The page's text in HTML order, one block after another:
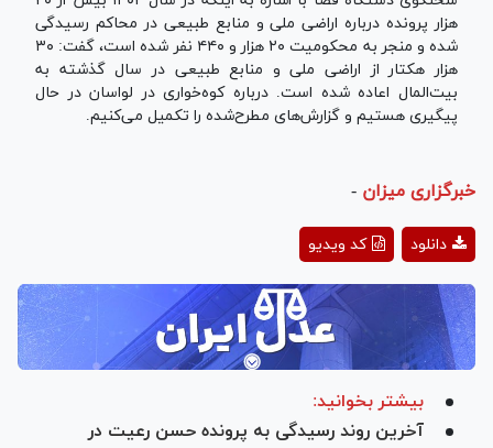
هزار پرونده درباره اراضی ملی و منابع طبیعی در محاکم رسیدگی
شده و منجر به محکومیت ۲۰ هزار و ۴۴۰ نفر شده است، گفت: ۳۰
هزار هکتار از اراضی ملی و منابع طبیعی در سال گذشته به
بیت‌المال اعاده شده است. درباره کوه‌خواری در لواسان در حال
پیگیری هستیم و گزارش‌های مطرح‌شده را تکمیل می‌کنیم.
خبرگزاری میزان -
Play
Video
کد ویدیو دانلود
بیشتر بخوانید:
آخرین روند رسیدگی به پرونده‌ حسن رعیت در